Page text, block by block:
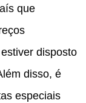
que
disposto
disso, é
especiais